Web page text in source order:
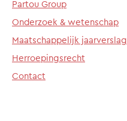
Partou Group
Onderzoek & wetenschap
Maatschappelijk jaarverslag
Herroepingsrecht
Contact